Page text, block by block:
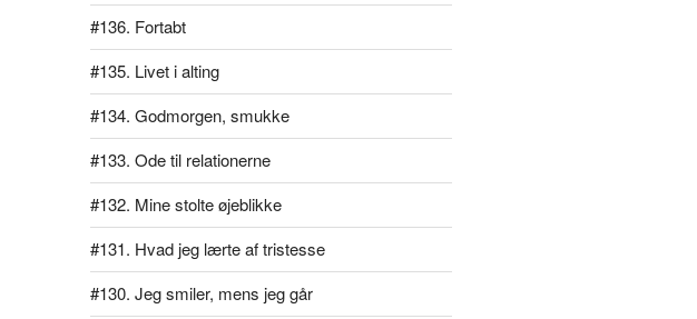
#136. Fortabt
#135. Livet i alting
#134. Godmorgen, smukke
#133. Ode til relationerne
#132. Mine stolte øjeblikke
#131. Hvad jeg lærte af tristesse
#130. Jeg smiler, mens jeg går